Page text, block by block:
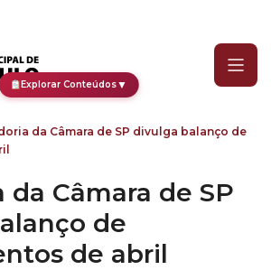
Explorar Conteúdos▼
da Câmara de SP divulga balanço de
da Câmara de SP
de
de abril